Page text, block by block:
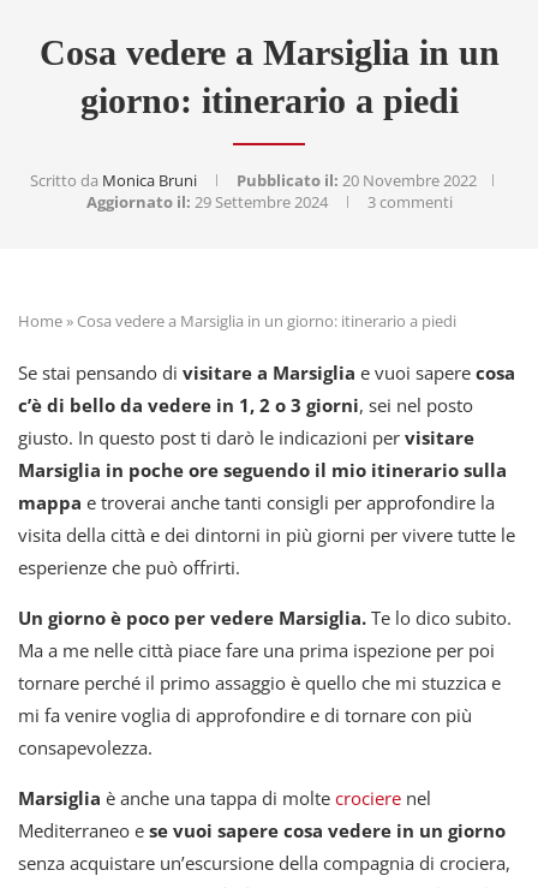
Cosa vedere a Marsiglia in un
giorno: itinerario a piedi
Scritto da Monica Bruni Pubblicato il: 20 Novembre 2022
Aggiornato il: 29 Settembre 2024 3 commenti
Home» Cosa vedere a Marsiglia in un giorno: itinerario a piedi
Se stai pensando di visitare a Marsiglia e vuoi sapere cosa
c’è di bello da vedere in 1, 2 o 3 giorni, sei nel posto
giusto. In questo post ti darò le indicazioni per visitare
Marsiglia in poche ore seguendo il mio itinerario sulla
mappa e troverai anche tanti consigli per approfondire la
visita della città e dei dintorni in più giorni per vivere tutte le
esperienze che può offrirti.
Un giorno è poco per vedere Marsiglia. Te lo dico subito.
Ma a me nelle città piace fare una prima ispezione per poi
tornare perché il primo assaggio è quello che mi stuzzica e
mi fa venire voglia di approfondire e di tornare con più
consapevolezza.
Marsiglia è anche una tappa di molte crociere nel
Mediterraneo e se vuoi sapere cosa vedere in un giorno
senza acquistare un’escursione della compagnia di crociera,